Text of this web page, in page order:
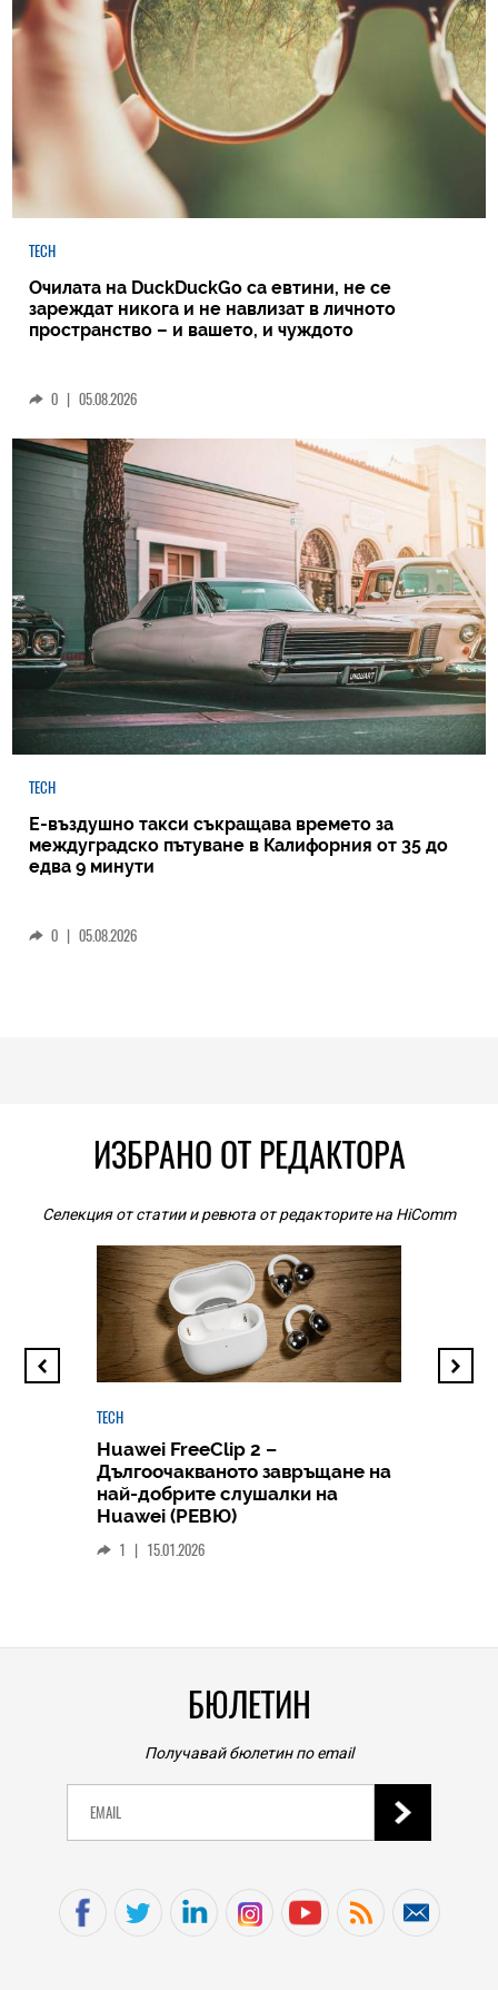
TECH
Очилата на DuckDuckGo са евтини, не се
зареждат никога и не навлизат в личното
пространство – и вашето, и чуждото
0 | 05.08.2026
TECH
Е-въздушно такси съкращава времето за
междуградско пътуване в Калифорния от 35 до
едва 9 минути
0 | 05.08.2026
ИЗБРАНО ОТ РЕДАКТОРА
Селекция от статии и ревюта от редакторите на HiComm
TECH
Huawei FreeClip 2 –
Дългоочакваното завръщане на
най-добрите слушалки на
Huawei (РЕВЮ)
1 | 15.01.2026
БЮЛЕТИН
Получавай бюлетин по email